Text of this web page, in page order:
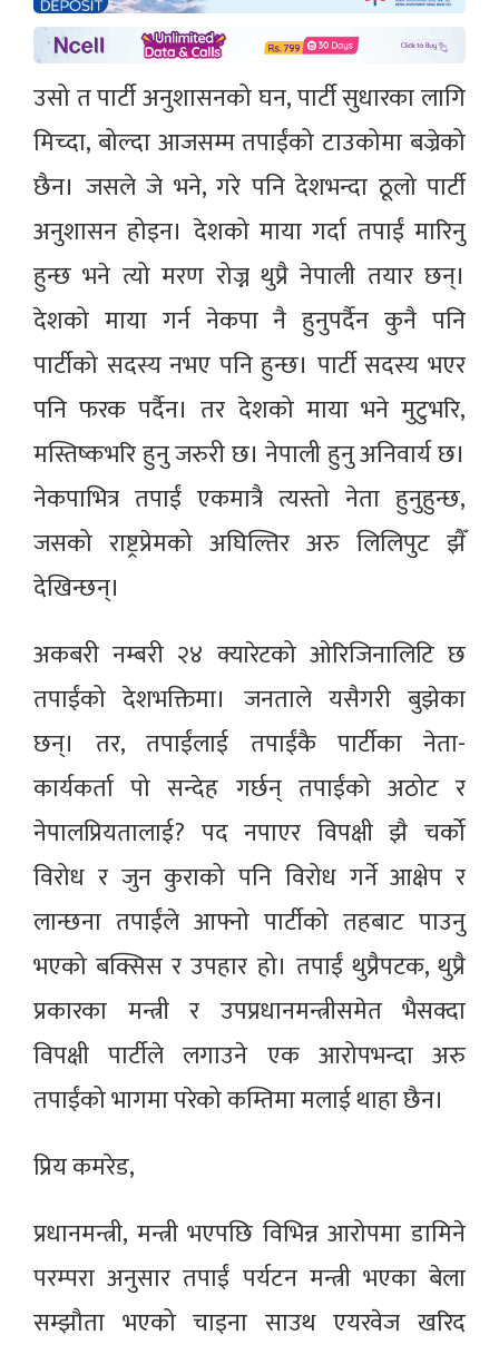
उसो त पार्टी अनुशासनको घन, पार्टी सुधारका लागि
मिच्दा, बोल्दा आजसम्म तपाईंको टाउकोमा बज्रेको
छैन। जसले जे भने, गरे पनि देशभन्दा ठूलो पार्टी
अनुशासन होइन। देशको माया गर्दा तपाईं मारिनु
हुन्छ भने त्यो मरण रोज्न थुप्रै नेपाली तयार छन्।
देशको माया गर्न नेकपा नै हुनुपर्दैन कुनै पनि
पार्टीको सदस्य नभए पनि हुन्छ। पार्टी सदस्य भएर
पनि फरक पर्दैन। तर देशको माया भने मुटुभरि,
मस्तिष्कभरि हुनु जरुरी छ। नेपाली हुनु अनिवार्य छ।
नेकपाभित्र तपाईं एकमात्रै त्यस्तो नेता हुनुहुन्छ,
जसको राष्ट्रप्रेमको अघिल्तिर अरु लिलिपुट झैँ
देखिन्छन्।
अकबरी नम्बरी २४ क्यारेटको ओरिजिनालिटि छ
तपाईंको देशभक्तिमा। जनताले यसैगरी बुझेका
छन्। तर, तपाईंलाई तपाईंकै पार्टीका नेता-
कार्यकर्ता पो सन्देह गर्छन् तपाईंको अठोट र
नेपालप्रियतालाई? पद नपाएर विपक्षी झै चर्को
विरोध र जुन कुराको पनि विरोध गर्ने आक्षेप र
लान्छना तपाईंले आफ्नो पार्टीको तहबाट पाउनु
भएको बक्सिस र उपहार हो। तपाईं थुप्रैपटक, थुप्रै
प्रकारका मन्त्री र उपप्रधानमन्त्रीसमेत भैसक्दा
विपक्षी पार्टीले लगाउने एक आरोपभन्दा अरु
तपाईंको भागमा परेको कम्तिमा मलाई थाहा छैन।
प्रिय कमरेड,
प्रधानमन्त्री, मन्त्री भएपछि विभिन्न आरोपमा डामिने
परम्परा अनुसार तपाईं पर्यटन मन्त्री भएका बेला
सम्झौता भएको चाइना साउथ एयरवेज खरिद